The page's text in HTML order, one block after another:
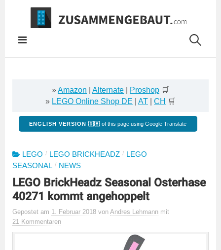
Springe
Inhalt
»Amazon Alternate Proshop 🛒
» LEGO Online Shop DE AT CH 🛒
ENGLISH VERSION 🇬🇧 of this page using Google Translate
LEGO / LEGO BRICKHEADZ / LEGO
SEASONAL / NEWS
LEGO BrickHeadz Seasonal Osterhase
40271 kommt angehoppelt
Gepostet am 1. Februar 2018 von Andres Lehmann mit
21 Kommentaren